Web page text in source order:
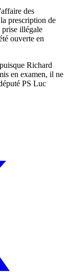
des
prescription de
illégale
ouverte en
Richard
en examen, il ne
PS Luc